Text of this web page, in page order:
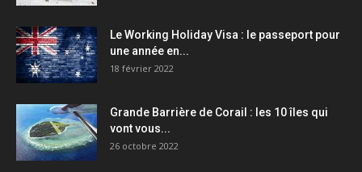
Le Working Holiday Visa : le passeport pour
une année en...
18 février 2022
Grande Barrière de Corail : les 10 îles qui
vont vous...
26 octobre 2022